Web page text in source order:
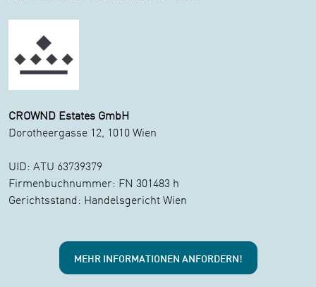
CROWND Estates GmbH
Dorotheergasse 12, 1010 Wien
UID: ATU 63739379
Firmenbuchnummer: FN 301483 h
Gerichtsstand: Handelsgericht Wien
MEHR INFORMATIONEN ANFORDERN!